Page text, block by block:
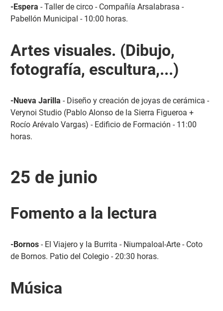
-Espera - Taller de circo - Compañía Arsalabrasa -
Pabellón Municipal - 10:00 horas.
Artes visuales. (Dibujo,
fotografía, escultura,...)
-Nueva Jarilla - Diseño y creación de joyas de cerámica -
Verynoi Studio (Pablo Alonso de la Sierra Figueroa +
Rocío Arévalo Vargas) - Edificio de Formación - 11:00
horas.
25 de junio
Fomento a la lectura
-Bornos- El Viajero y la Burrita - Niumpaloal-Arte - Coto
de Bornos. Patio del Colegio - 20:30 horas.
Música